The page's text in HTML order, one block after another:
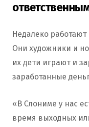
Недалеко
Они художники и
их дети играют и
заработанные
«В Слониме у нас
время выходных